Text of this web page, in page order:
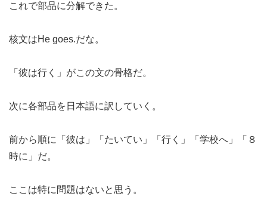
これで部品に分解できた。
核文はHe goes.だな。
「彼は行く」がこの文の骨格だ。
次に各部品を日本語に訳していく。
前から順に「彼は」「たいてい」「行く」「学校へ」「８
時に」だ。
ここは特に問題はないと思う。